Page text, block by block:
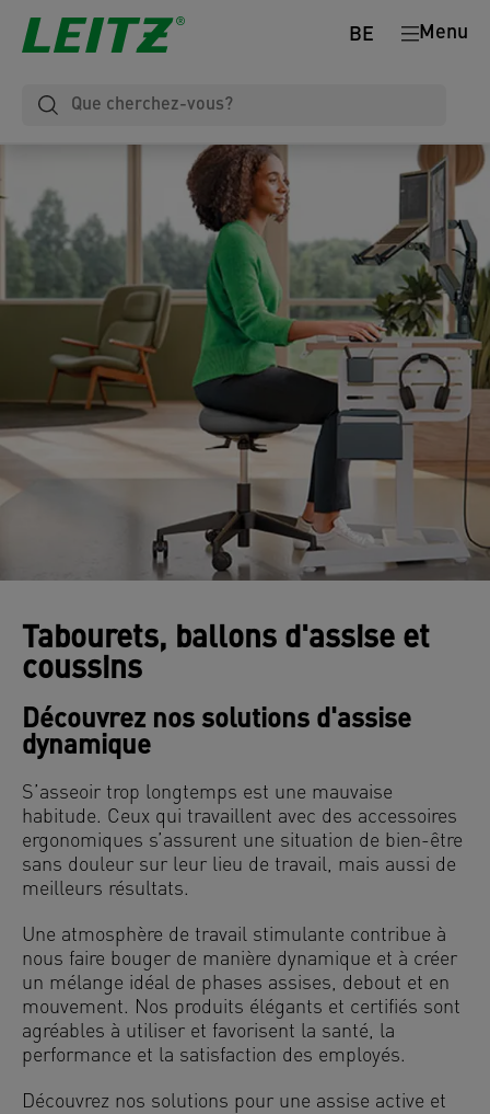
Menu
BE
Tabourets, ballons d'assise et
coussins
Découvrez nos solutions d'assise
dynamique
S’asseoir trop longtemps est une mauvaise
habitude. Ceux qui travaillent avec des accessoires
ergonomiques s’assurent une situation de bien-être
sans douleur sur leur lieu de travail, mais aussi de
meilleurs résultats.
Une atmosphère de travail stimulante contribue à
nous faire bouger de manière dynamique et à créer
un mélange idéal de phases assises, debout et en
mouvement. Nos produits élégants et certifiés sont
agréables à utiliser et favorisent la santé, la
performance et la satisfaction des employés.
Découvrez nos solutions pour une assise active et